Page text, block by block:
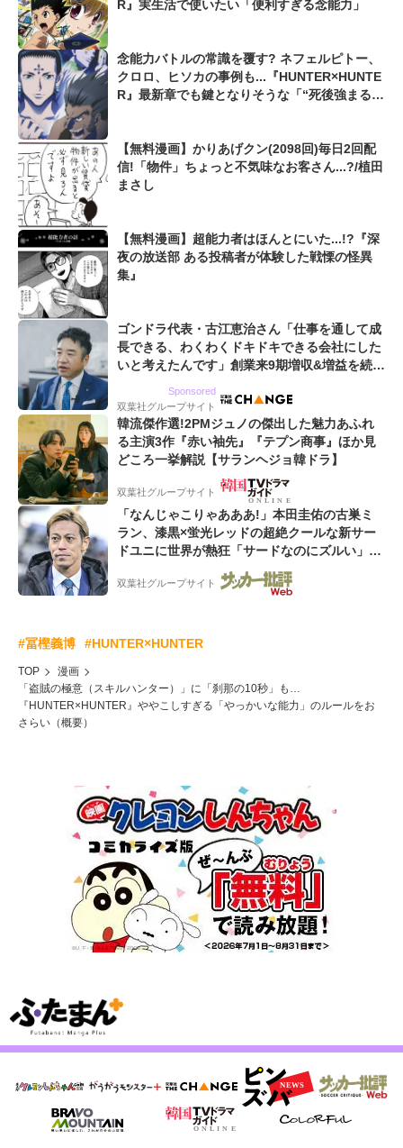
R』実生活で使いたい「便利すぎる念能力」
念能力バトルの常識を覆す? ネフェルピトー、
クロロ、ヒソカの事例も...『HUNTER×HUNTE
R』最新章でも鍵となりそうな「“死後強まる
【無料漫画】かりあげクン(2098回)毎日2回配
信!「物件」ちょっと不気味なお客さん...?/植田
まさし
【無料漫画】超能力者はほんとにいた...!?『深
夜の放送部 ある投稿者が体験した戦慄の怪異
集』
ゴンドラ代表・古江恵治さん「仕事を通して成
長できる、わくわくドキドキできる会社にした
いと考えたんです」創業来9期増収&増益を続け
Sponsored
双葉社グループサイト
韓流傑作選!2PMジュノの傑出した魅力あふれ
る主演3作『赤い袖先』『テプン商事』ほか見
どころ一挙解説【サランヘジョ韓ドラ】
双葉社グループサイト
「なんじゃこりゃあああ!」本田圭佑の古巣ミ
ラン、漆黒×蛍光レッドの超絶クールな新サー
ドユニに世界が熱狂「サードなのにズルい」
「こりゃかっけえわ」
双葉社グループサイト
#冨樫義博 #HUNTER×HUNTER
TOP
漫画
「盗賊の極意（スキルハンター）」に「刹那の10秒」も…
『HUNTER×HUNTER』ややこしすぎる「やっかいな能力」のルールをお
さらい（概要）